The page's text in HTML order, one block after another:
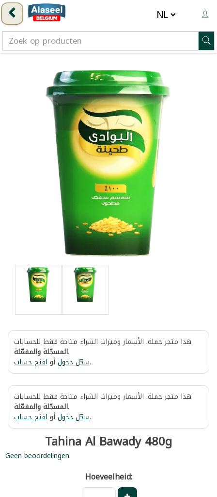
هذا متجر جملة. الأسعار وميزات الشراء متاحة فقط للحسابات
المسجّلة والمفعّلة.
سجّل دخولأوافتح حساب .
هذا متجر جملة. الأسعار وميزات الشراء متاحة فقط للحسابات
المسجّلة والمفعّلة.
سجّل دخولأوافتح حساب .
Tahina Al Bawady 480g
Geen beoordelingen
Hoeveelheid: